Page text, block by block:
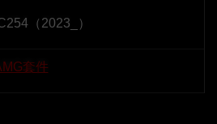
（2023_）
套件